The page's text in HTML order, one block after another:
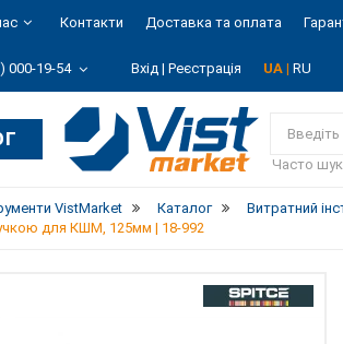
Контакти Доставка та оплата
000-19-54 Вхід | Реєстрація UA | RU
market
Часто
VistMarket Каталог Витратний
для КШМ, 125мм | 18-992